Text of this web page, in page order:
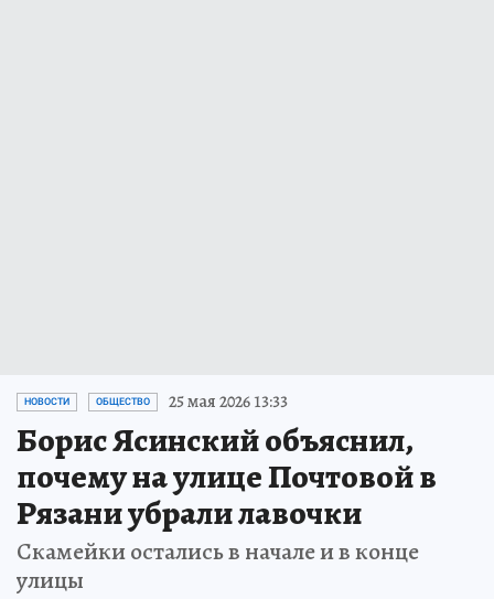
НОВОСТИ ОБЩЕСТВО 25 мая 2026 13:33
Борис Ясинский объяснил,
почему на улице Почтовой в
Рязани убрали лавочки
Скамейки остались в начале и в конце
улицы